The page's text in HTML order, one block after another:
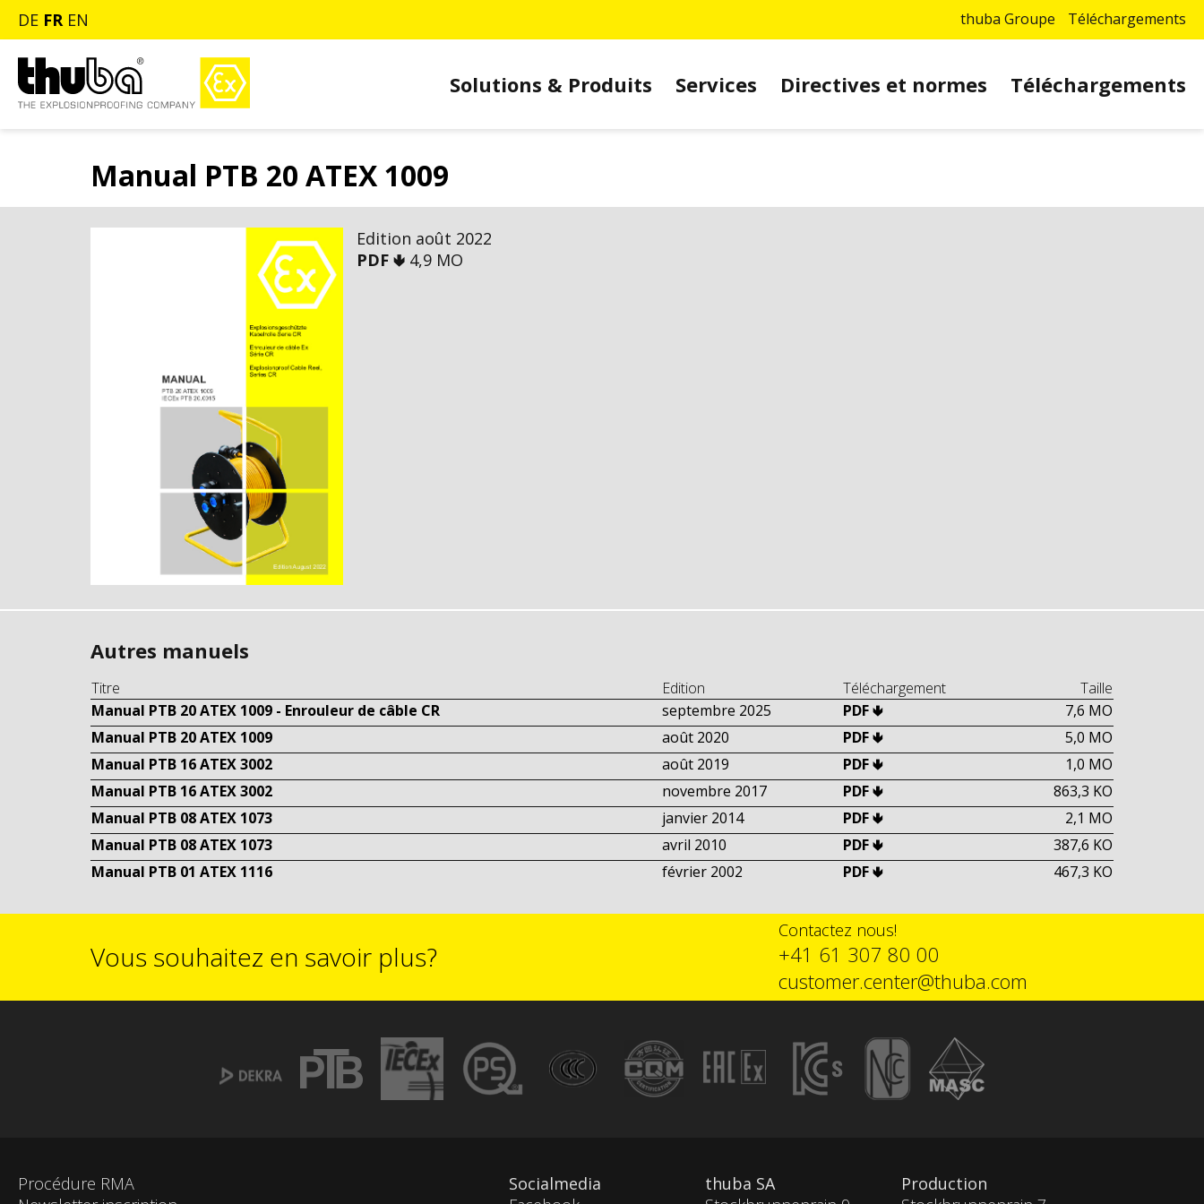
DE FR EN thuba Groupe Téléchargements
Solutions & Produits Services Directives et normes Téléchargements
Manual PTB 20 ATEX 1009
Edition août 2022
PDF 🢃 4,9 MO
Autres manuels
Titre Edition Téléchargement
Taille
Manual PTB 20 ATEX 1009 - Enrouleur de câble CR
septembre 2025 PDF 🢃
7,6 MO
Manual PTB 20 ATEX 1009
août 2020 PDF 🢃
5,0 MO
Manual PTB 16 ATEX 3002
août 2019 PDF 🢃
1,0 MO
Manual PTB 16 ATEX 3002
novembre 2017 PDF 🢃
863,3 KO
Manual PTB 08 ATEX 1073
janvier 2014 PDF 🢃
2,1 MO
Manual PTB 08 ATEX 1073
avril 2010 PDF 🢃
387,6 KO
Manual PTB 01 ATEX 1116
février 2002 PDF 🢃 467,3 KO
Vous souhaitez en savoir plus?
Contactez nous!
+41 61 307 80 00
customer.center@thuba.com
Procédure RMA
Socialmedia
thuba SA
Production